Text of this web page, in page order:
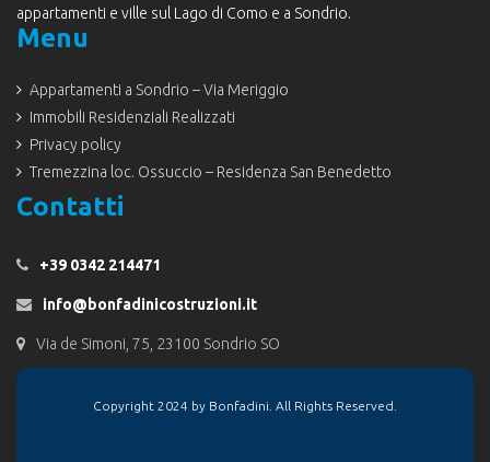
appartamenti e ville sul Lago di Como e a Sondrio.
Menu
Appartamenti a Sondrio – Via Meriggio
Immobili Residenziali Realizzati
Privacy policy
Tremezzina loc. Ossuccio – Residenza San Benedetto
Contatti
+39 0342 214471
info@bonfadinicostruzioni.it
Via de Simoni, 75, 23100 Sondrio SO
Copyright 2024 by Bonfadini. All Rights Reserved.